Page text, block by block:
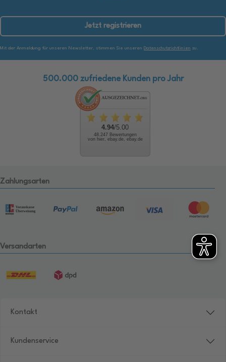
Jetzt registrieren
Mit der Anmeldung für unseren Newsletter, stimmen Sie unseren Datenschutzrichtlinien zu.
500.000 zufriedene Kunden pro Jahr
4.94/5.00
48.247 Bewertungen
von hier, ebay.de, ebay.de
Zahlungsarten
Versandarten
Kontakt
Kundenservice